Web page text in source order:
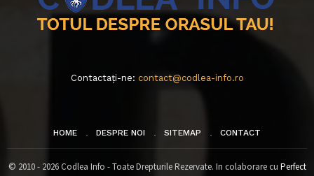
Contactați-ne: contact@codlea-info.ro
HOME DESPRE NOI SITEMAP CONTACT
© 2010 - 2026 Codlea Info - Toate Drepturile Rezervate. In colaborare cu Perfect